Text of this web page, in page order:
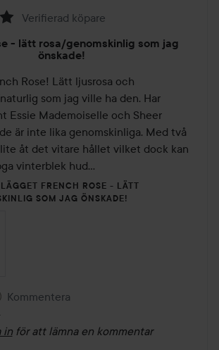
Verifierad köpare
- lätt rosa/genomskinlig som jag
önskade!
Rose! Lätt ljusrosa och
som jag ville ha den. Har
Essie Mademoiselle och Sheer
är inte lika genomskinliga. Med två
åt det vitare hållet vilket dock kan
vinterblek hud...
FRENCH ROSE - LÄTT
SOM JAG ÖNSKADE!
Kommentera
in för att lämna en kommentar